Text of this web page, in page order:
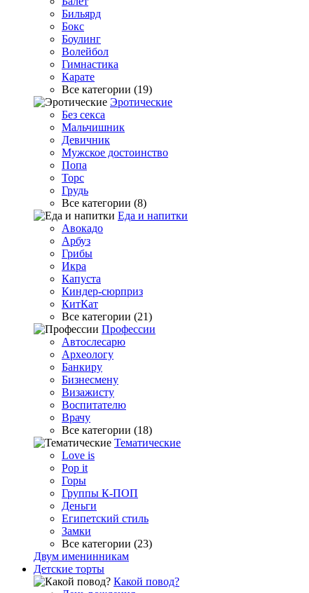
Бильярд
Бокс
Боулинг
Волейбол
Гимнастика
Карате
Все категории (19)
Эротические
Без секса
Мальчишник
Девичник
Мужское достоинство
Попа
Торс
Грудь
Все категории (8)
Еда и напитки
Авокадо
Арбуз
Грибы
Икра
Капуста
Киндер-сюрприз
КитКат
Все категории (21)
Профессии
Автослесарю
Археологу
Банкиру
Бизнесмену
Визажисту
Воспитателю
Врачу
Все категории (18)
Тематические
Love is
Pop it
Горы
Группы К-ПОП
Деньги
Египетский стиль
Замки
Все категории (23)
Двум именинникам
Детские торты
Какой повод?